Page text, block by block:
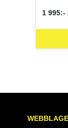
1 995:-
SEK